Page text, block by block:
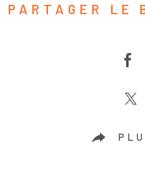
PARTAGER LE